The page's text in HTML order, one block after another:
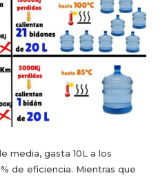
media, gasta 10L a los
de eficiencia. Mientras que